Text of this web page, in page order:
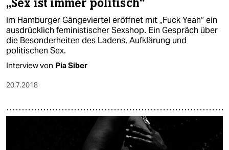
„Sex ist immer politisch“
Im Hamburger Gängeviertel eröffnet mit „Fuck Yeah“ ein
ausdrücklich feministischer Sexshop. Ein Gespräch über
die Besonderheiten des Ladens, Aufklärung und
politischen Sex.
Interview von Pia Siber
20.7.2018